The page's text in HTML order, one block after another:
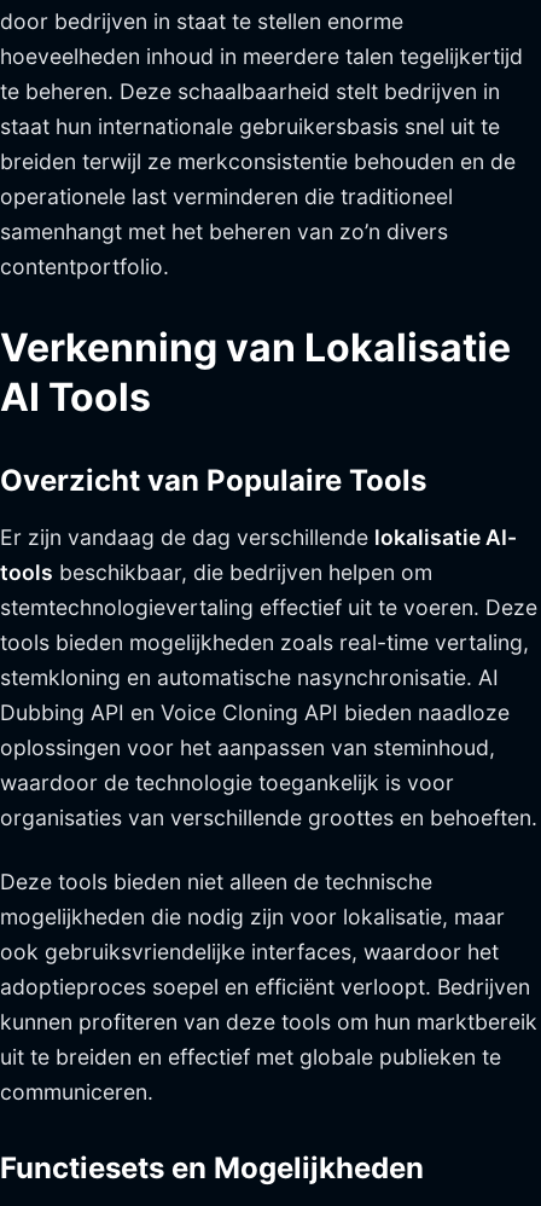
door bedrijven in staat te stellen enorme
hoeveelheden inhoud in meerdere talen tegelijkertijd
te beheren. Deze schaalbaarheid stelt bedrijven in
staat hun internationale gebruikersbasis snel uit te
breiden terwijl ze merkconsistentie behouden en de
operationele last verminderen die traditioneel
samenhangt met het beheren van zo’n divers
contentportfolio.
Verkenning van Lokalisatie
AI Tools
Overzicht van Populaire Tools
Er zijn vandaag de dag verschillende lokalisatie AI-
tools beschikbaar, die bedrijven helpen om
stemtechnologievertaling effectief uit te voeren. Deze
tools bieden mogelijkheden zoals real-time vertaling,
stemkloning en automatische nasynchronisatie. AI
Dubbing API en Voice Cloning API bieden naadloze
oplossingen voor het aanpassen van steminhoud,
waardoor de technologie toegankelijk is voor
organisaties van verschillende groottes en behoeften.
Deze tools bieden niet alleen de technische
mogelijkheden die nodig zijn voor lokalisatie, maar
ook gebruiksvriendelijke interfaces, waardoor het
adoptieproces soepel en efficiënt verloopt. Bedrijven
kunnen profiteren van deze tools om hun marktbereik
uit te breiden en effectief met globale publieken te
communiceren.
Functiesets en Mogelijkheden